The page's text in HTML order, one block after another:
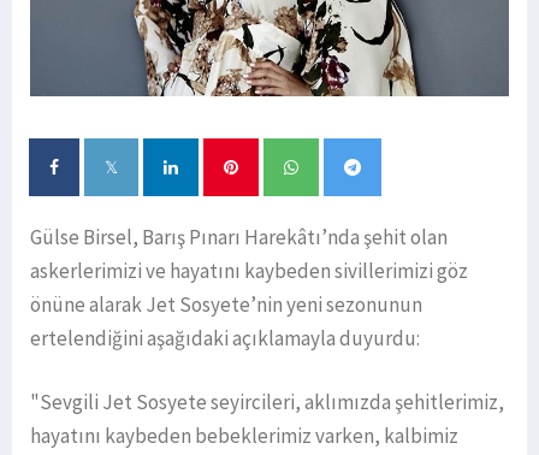
Gülse Birsel, Barış Pınarı Harekâtı’nda şehit olan
askerlerimizi ve hayatını kaybeden sivillerimizi göz
önüne alarak Jet Sosyete’nin yeni sezonunun
ertelendiğini aşağıdaki açıklamayla duyurdu:
"Sevgili Jet Sosyete seyircileri, aklımızda şehitlerimiz,
hayatını kaybeden bebeklerimiz varken, kalbimiz